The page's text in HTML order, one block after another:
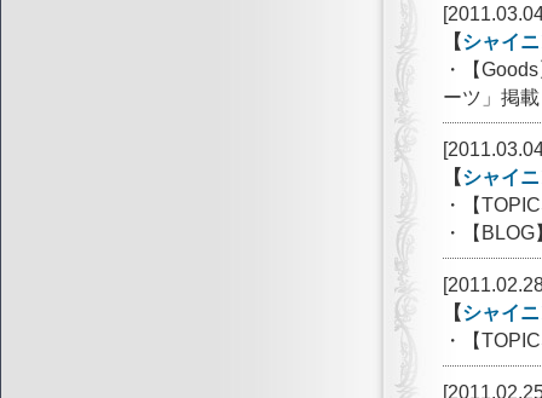
【シャイ
・【
ーツ」掲載
【シャイ
・【
・【
【シャイ
・【